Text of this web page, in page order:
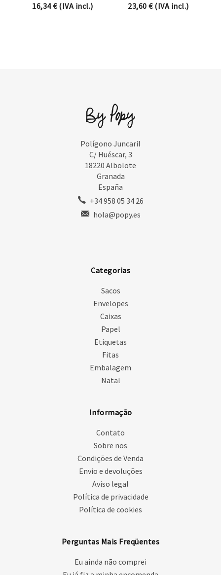
16,34€(IVA incl.) 23,60€(IVA incl.)
Polígono Juncaril
C/ Huéscar, 3
18220 Albolote
Granada
España
+34 958 05 34 26
hola@popy.es
Categorias
Sacos
Envelopes
Caixas
Papel
Etiquetas
Fitas
Embalagem
Natal
Informação
Contato
Sobre nos
Condições de Venda
Envio e devoluções
Aviso legal
Política de privacidade
Política de cookies
Perguntas Mais Freqüentes
Eu ainda não comprei